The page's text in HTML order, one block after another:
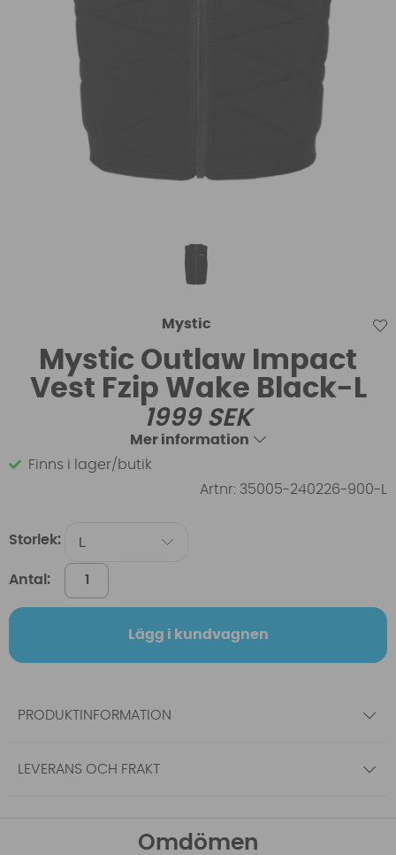
Mystic
Mystic Outlaw Impact
Vest Fzip Wake Black-L
1999SEK
Mer information
Finns i lager/butik
Artnr: 35005-240226-900-L
Storlek:
Antal:
Lägg i kundvagnen
PRODUKTINFORMATION
LEVERANS OCH FRAKT
Omdömen